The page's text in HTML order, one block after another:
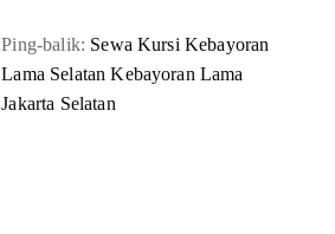
Ping-balik: Sewa Kursi Kebayoran
Lama Selatan Kebayoran Lama
Jakarta Selatan